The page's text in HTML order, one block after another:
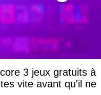
3 jeux gratuits à
vite avant qu'il ne